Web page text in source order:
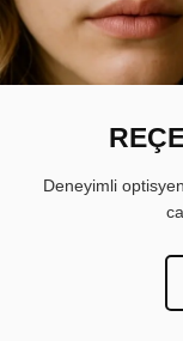
Deneyimli